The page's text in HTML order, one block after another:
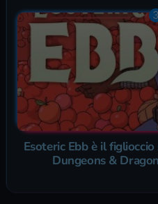
Esoteric Ebb è il
Dungeons &